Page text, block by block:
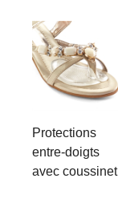
Protections
entre-doigts
avec coussinet